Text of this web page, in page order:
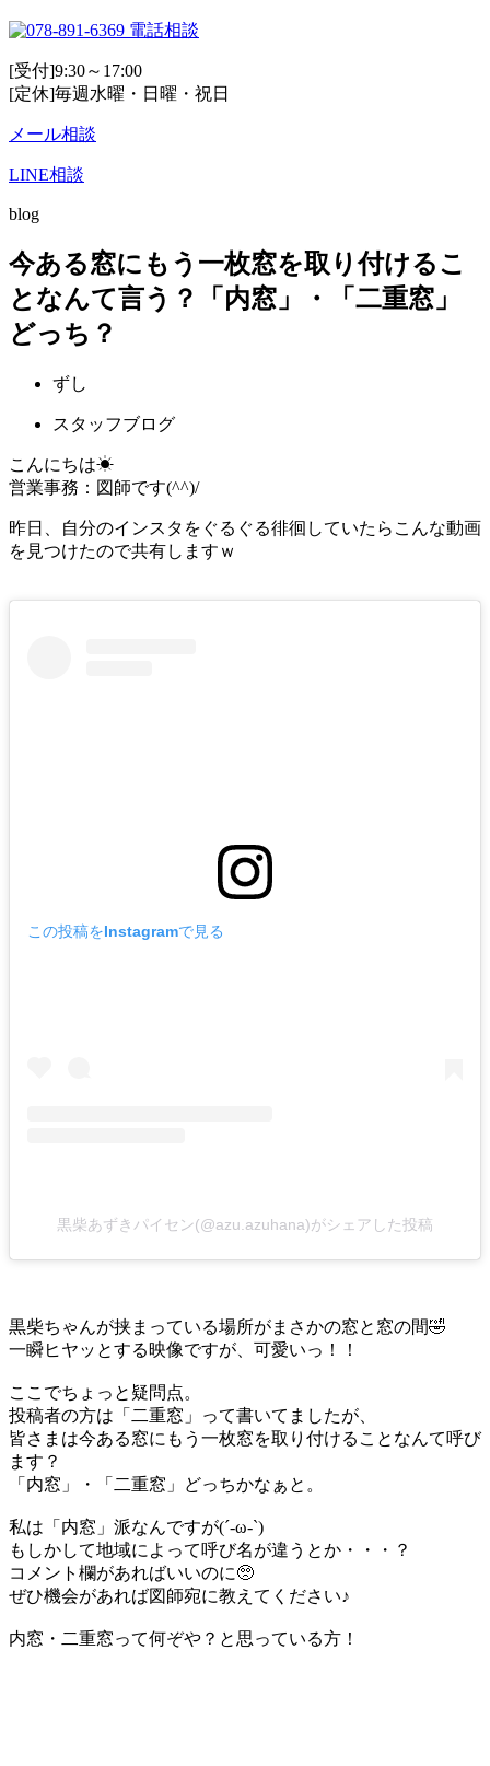
電話相談
[受付]9:30～17:00
[定休]毎週水曜・日曜・祝日
メール相談
LINE相談
blog
今ある窓にもう一枚窓を取り付けるこ
となんて言う？「内窓」・「二重窓」
どっち？
ずし
スタッフブログ
こんにちは☀
営業事務：図師です(^^)/
昨日、自分のインスタをぐるぐる徘徊していたらこんな動画
を見つけたので共有しますｗ
この投稿をInstagramで見る
黒柴あずきパイセン(@azu.azuhana)がシェアした投稿
黒柴ちゃんが挟まっている場所がまさかの窓と窓の間🤣
一瞬ヒヤッとする映像ですが、可愛いっ！！
ここでちょっと疑問点。
投稿者の方は「二重窓」って書いてましたが、
皆さまは今ある窓にもう一枚窓を取り付けることなんて呼び
ます？
「内窓」・「二重窓」どっちかなぁと。
私は「内窓」派なんですが(´-ω-`)
もしかして地域によって呼び名が違うとか・・・？
コメント欄があればいいのに🥺
ぜひ機会があれば図師宛に教えてください♪
内窓・二重窓って何ぞや？と思っている方！